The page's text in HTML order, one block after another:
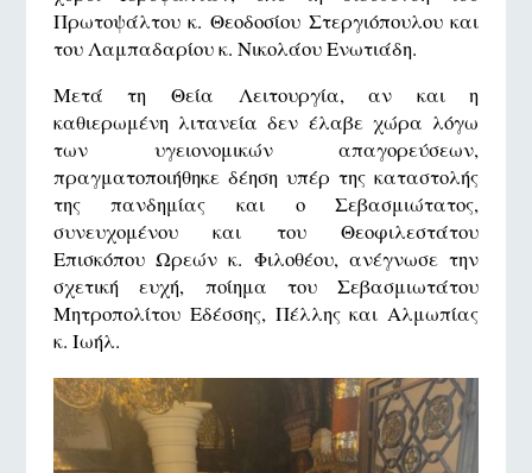
Πρωτοψάλτου κ. Θεοδοσίου Στεργιόπουλου και
του Λαμπαδαρίου κ. Νικολάου Ενωτιάδη.
Μετά τη Θεία Λειτουργία, αν και η
καθιερωμένη λιτανεία δεν έλαβε χώρα λόγω
των υγειονομικών απαγορεύσεων,
πραγματοποιήθηκε δέηση υπέρ της καταστολής
της πανδημίας και ο Σεβασμιώτατος,
συνευχομένου και του Θεοφιλεστάτου
Επισκόπου Ωρεών κ. Φιλοθέου, ανέγνωσε την
σχετική ευχή, ποίημα του Σεβασμιωτάτου
Μητροπολίτου Εδέσσης, Πέλλης και Αλμωπίας
κ. Ιωήλ.